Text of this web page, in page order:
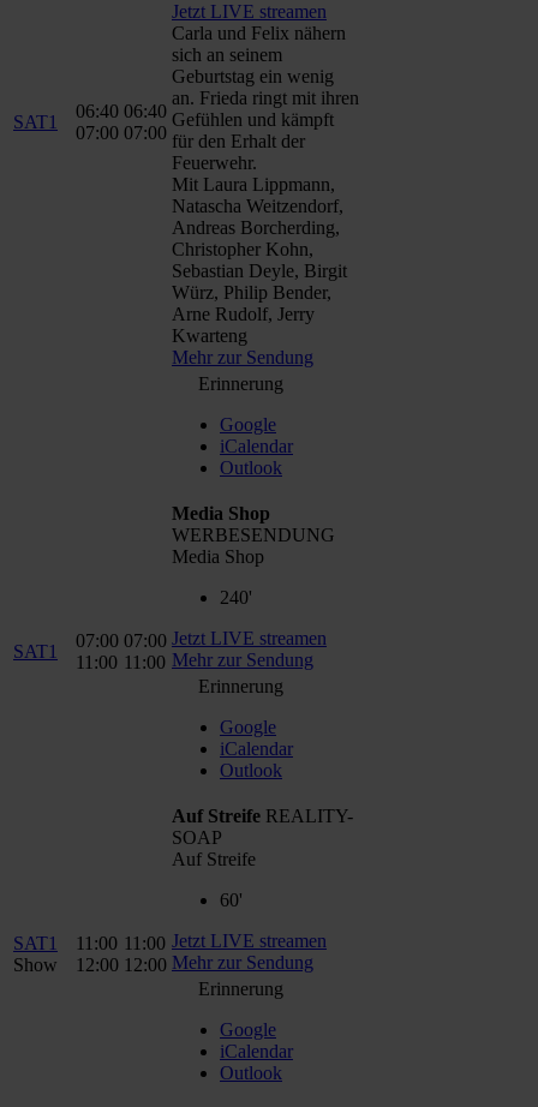
SAT1
06:40
07:00
06:40
07:00
Jetzt LIVE streamen
Carla und Felix nähern
sich an seinem
Geburtstag ein wenig
an. Frieda ringt mit ihren
Gefühlen und kämpft
für den Erhalt der
Feuerwehr.
Mit Laura Lippmann,
Natascha Weitzendorf,
Andreas Borcherding,
Christopher Kohn,
Sebastian Deyle, Birgit
Würz, Philip Bender,
Arne Rudolf, Jerry
Kwarteng
Mehr zur Sendung
Erinnerung
Google
iCalendar
Outlook
SAT1
07:00
11:00
07:00
11:00
Media Shop
WERBESENDUNG
Media Shop
240'
Jetzt LIVE streamen
Mehr zur Sendung
Erinnerung
Google
iCalendar
Outlook
SAT1
Show
11:00
12:00
11:00
12:00
Auf Streife REALITY-
SOAP
Auf Streife
60'
Jetzt LIVE streamen
Mehr zur Sendung
Erinnerung
Google
iCalendar
Outlook